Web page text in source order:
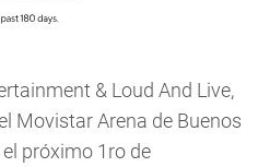
& Loud And Live,
Movistar Arena de Buenos
próximo 1ro de